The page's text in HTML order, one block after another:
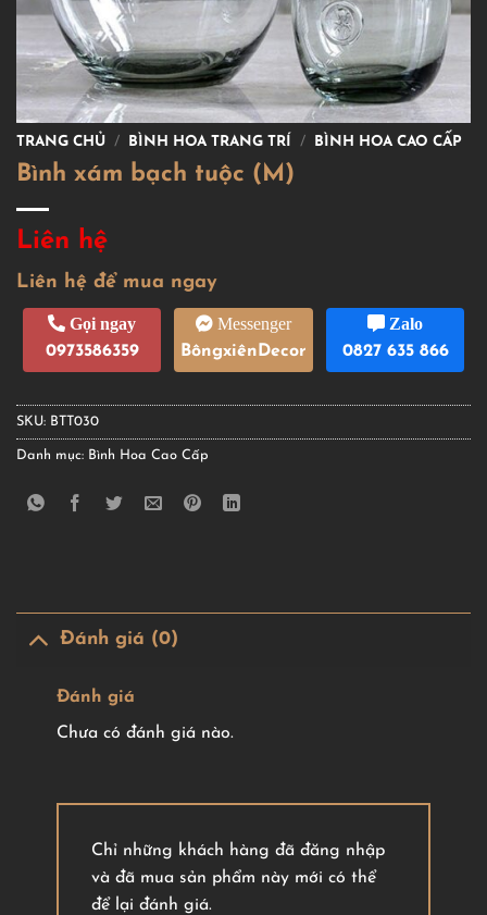
TRANG CHỦ / BÌNH HOA TRANG TRÍ / BÌNH HOA CAO CẤP
Bình xám bạch tuộc (M)
Liên hệ
Liên hệ để mua ngay
Gọi ngay
0973586359
Messenger
BôngxiênDecor
Zalo
0827 635 866
SKU: BTT030
Danh mục: Bình Hoa Cao Cấp
Đánh giá (0)
Đánh giá
Chưa có đánh giá nào.
Chỉ những khách hàng đã đăng nhập
và đã mua sản phẩm này mới có thể
để lại đánh giá.